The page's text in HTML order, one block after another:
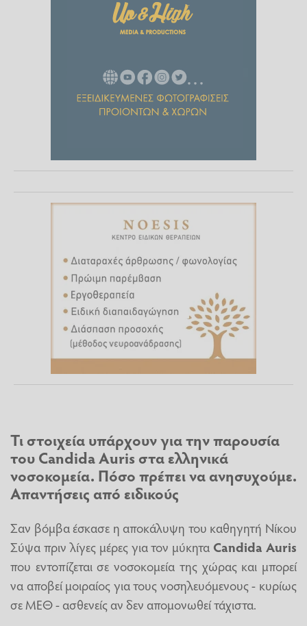
Τι στοιχεία υπάρχουν για την παρουσία
του Candida Auris στα ελληνικά
νοσοκομεία. Πόσο πρέπει να ανησυχούμε.
Απαντήσεις από ειδικούς
Σαν βόμβα έσκασε η αποκάλυψη του καθηγητή Νίκου
Σύψα πριν λίγες μέρες για τον μύκητα Candida Auris
που εντοπίζεται σε νοσοκομεία της χώρας και μπορεί
να αποβεί μοιραίος για τους νοσηλευόμενους - κυρίως
σε ΜΕΘ - ασθενείς αν δεν απομονωθεί τάχιστα.